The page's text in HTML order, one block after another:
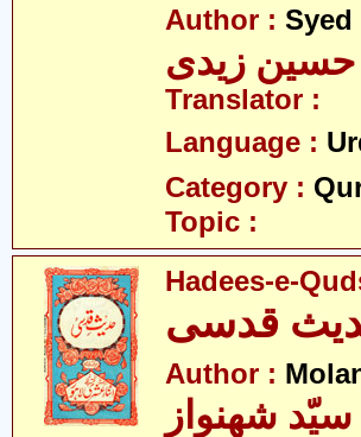
Author : Syed
حسین زیدی
Translator :
Language :
Category :
Topic :
Hadees-e-
قدسی
Author :